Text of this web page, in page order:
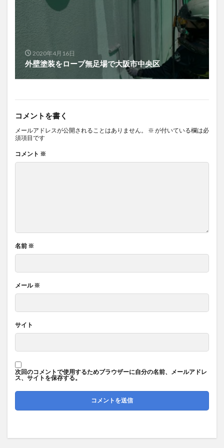
2020年4月16日
外壁塗装をロープ無足場で大阪市中央区
コメントを書く
メールアドレスが公開されることはありません。 ※ が付いている欄は必
須項目です
コメント ※
名前 ※
メール※
サイト
次回のコメントで使用するためブラウザーに自分の名前、メールアドレ
ス、サイトを保存する。